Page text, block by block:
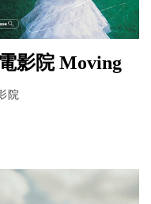
影院 Moving
院